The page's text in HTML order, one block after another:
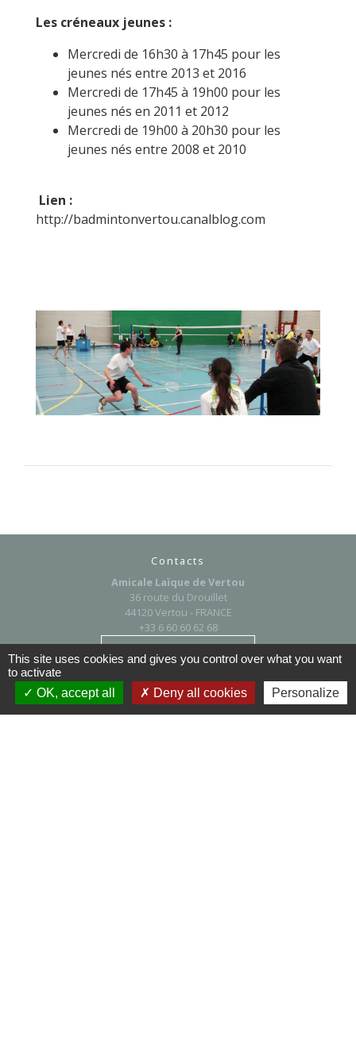
Les créneaux jeunes :
Mercredi de 16h30 à 17h45 pour les
jeunes nés entre 2013 et 2016
Mercredi de 17h45 à 19h00 pour les
jeunes nés en 2011 et 2012
Mercredi de 19h00 à 20h30 pour les
jeunes nés entre 2008 et 2010
Lien :
http://badmintonvertou.canalblog.com
Contacts
Amicale Laïque de Vertou
36 route du Drouillet
44120 Vertou - FRANCE
+33 6 60 60 62 68
Contact par formulaire
RNA : W442001623 - SIREN : 786087635
amicalelaiquevertou@gmail.com
This site uses cookies and gives you control over what you want
to activate
OK, accept all
Deny all cookies Personalize